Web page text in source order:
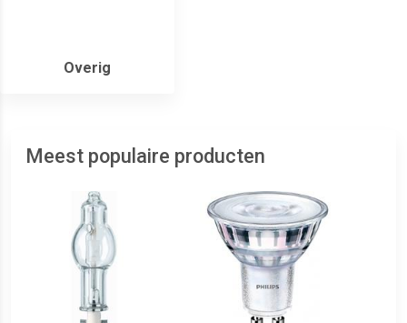
Overig
Meest populaire producten